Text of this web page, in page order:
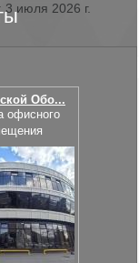
Обо...
офисного
июля 2026 г.